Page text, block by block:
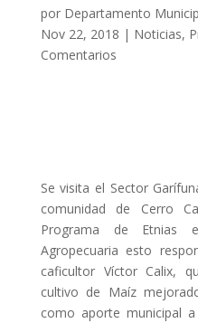
por Departamento
Nov 22, 2018 | Noticias,
Comentarios
Se visita el Sector
comunidad de Cerro
Programa de Etnias
Agropecuaria esto
caficultor Víctor Calix,
cultivo de Maíz
como aporte municipal